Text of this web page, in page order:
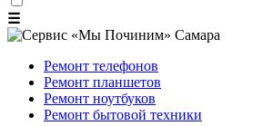
☰
Ремонт телефонов
Ремонт планшетов
Ремонт ноутбуков
Ремонт бытовой техники